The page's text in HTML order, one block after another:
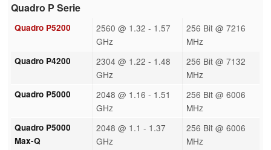
Quadro P Serie
Quadro P5200
2560 @ 1.32 - 1.57
GHz
256 Bit @ 7216
MHz
Quadro P4200
2304 @ 1.22 - 1.48
GHz
256 Bit @ 7132
MHz
Quadro P5000
2048 @ 1.16 - 1.51
GHz
256 Bit @ 6006
MHz
Quadro P5000
Max-Q
2048 @ 1.1 - 1.37
GHz
256 Bit @ 6006
MHz